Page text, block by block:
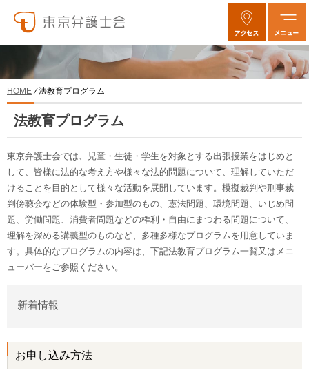
HOME 法教育プログラム
法教育プログラム
東京弁護士会では、児童・生徒・学生を対象とする出張授業をはじめと
して、皆様に法的な考え方や様々な法的問題について、理解していただ
けることを目的として様々な活動を展開しています。模擬裁判や刑事裁
判傍聴会などの体験型・参加型のもの、憲法問題、環境問題、いじめ問
題、労働問題、消費者問題などの権利・自由にまつわる問題について、
理解を深める講義型のものなど、多種多様なプログラムを用意していま
す。具体的なプログラムの内容は、下記法教育プログラム一覧又はメニ
ューバーをご参照ください。
新着情報
お申し込み方法